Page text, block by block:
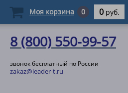
8 (800) 550-99-57
звонок бесплатный по России
zakaz@leader-t.ru
Моя корзина 0 0 руб.